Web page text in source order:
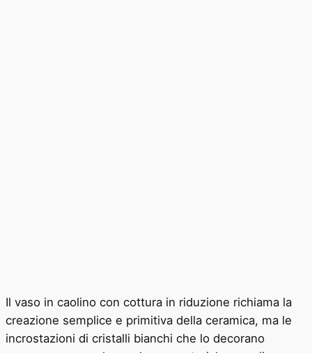
Il vaso in caolino con cottura in riduzione richiama la
creazione semplice e primitiva della ceramica, ma le
incrostazioni di cristalli bianchi che lo decorano